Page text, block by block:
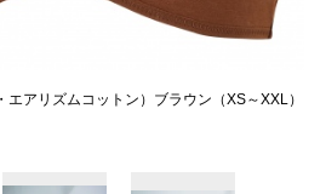
アリズムコットン）ブラウン（XS～XXL）